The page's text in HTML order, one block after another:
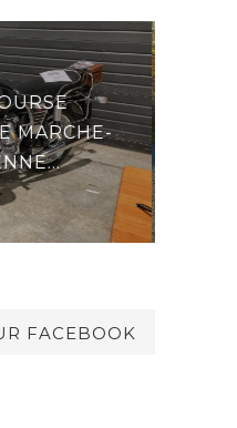
NOUVELLES
GENERAL
FACEBOOK